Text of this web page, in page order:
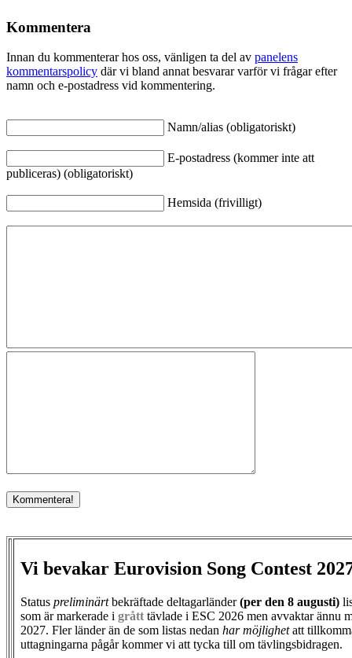
Kommentera
Innan du kommenterar hos oss, vänligen ta del av panelens
kommentarspolicy där vi bland annat besvarar varför vi frågar efter
namn och e-postadress vid kommentering.
Namn/alias (obligatoriskt)
E-postadress (kommer inte att
publiceras) (obligatoriskt)
Hemsida (frivilligt)
Vi bevakar Eurovision Song Contest
Status preliminärtbekräftade deltagarländer(per den 8 augusti)
som är markerade i grått tävlade i ESC 2026 men avvaktar ännu
2027. Fler länder än de som listas nedan har möjlighetatt
uttagningarna pågår kommer vi att tycka till om tävlingsbidragen.